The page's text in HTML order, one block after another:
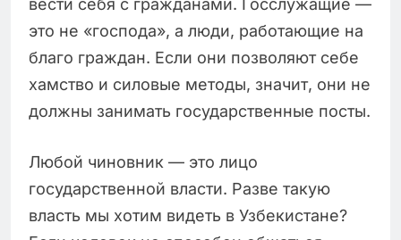
вести себя с гражданами. Госслужащие —
это не «господа», а люди, работающие на
благо граждан. Если они позволяют себе
хамство и силовые методы, значит, они не
должны занимать государственные посты.
Любой чиновник — это лицо
государственной власти. Разве такую
власть мы хотим видеть в Узбекистане?